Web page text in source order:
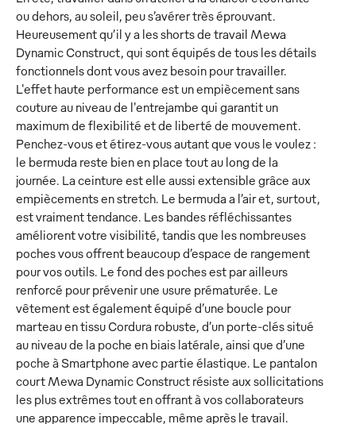
ou dehors, au soleil, peu s’avérer très éprouvant.
Heureusement qu’il y a les shorts de travail Mewa
Dynamic Construct, qui sont équipés de tous les détails
fonctionnels dont vous avez besoin pour travailler.
L'effet haute performance est un empiècement sans
couture au niveau de l'entrejambe qui garantit un
maximum de flexibilité et de liberté de mouvement.
Penchez-vous et étirez-vous autant que vous le voulez :
le bermuda reste bien en place tout au long de la
journée. La ceinture est elle aussi extensible grâce aux
empiècements en stretch. Le bermuda a l’air et, surtout,
est vraiment tendance. Les bandes réfléchissantes
améliorent votre visibilité, tandis que les nombreuses
poches vous offrent beaucoup d’espace de rangement
pour vos outils. Le fond des poches est par ailleurs
renforcé pour prévenir une usure prématurée. Le
vêtement est également équipé d’une boucle pour
marteau en tissu Cordura robuste, d’un porte-clés situé
au niveau de la poche en biais latérale, ainsi que d’une
poche à Smartphone avec partie élastique. Le pantalon
court Mewa Dynamic Construct résiste aux sollicitations
les plus extrêmes tout en offrant à vos collaborateurs
une apparence impeccable, même après le travail.